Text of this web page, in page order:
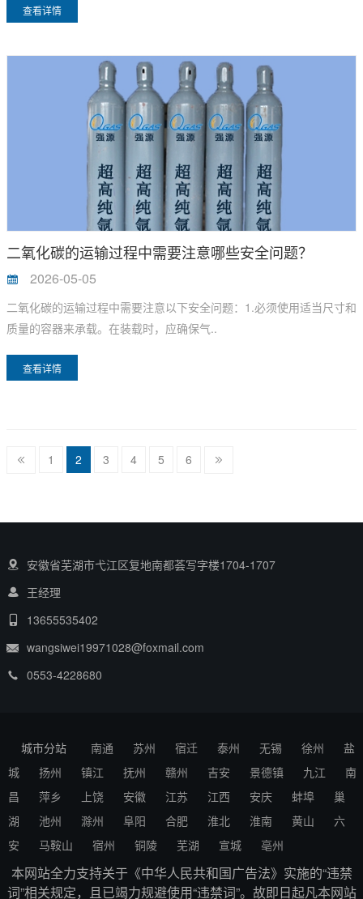
查看详情
二氧化碳的运输过程中需要注意哪些安全问题？
2026-05-05
二氧化碳的运输过程中需要注意以下安全问题：1.必须使用适当尺寸和
质量的容器来承载。在装载时，应确保气..
查看详情
1 2 3 4 5 6
安徽省芜湖市弋江区复地南都荟写字楼1704-1707
王经理
13655535402
wangsiwei19971028@foxmail.com
0553-4228680
城市分站 南通 苏州 宿迁 泰州 无锡 徐州
盐
城
扬州 镇江 抚州 赣州 吉安 景德镇 九江
南
昌
萍乡 上饶 安徽 江苏 江西 安庆 蚌埠
巢
湖
池州 滁州 阜阳 合肥 淮北 淮南 黄山
六
安
马鞍山 宿州 铜陵 芜湖 宣城 亳州
本网站全力支持关于《中华人民共和国广告法》实施的“违禁
词”相关规定，且已竭力规避使用“违禁词”。故即日起凡本网站